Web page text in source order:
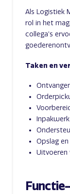
Als Logistiek
rol in het
collega’s
Taken en
Opslag
Uitvoeren